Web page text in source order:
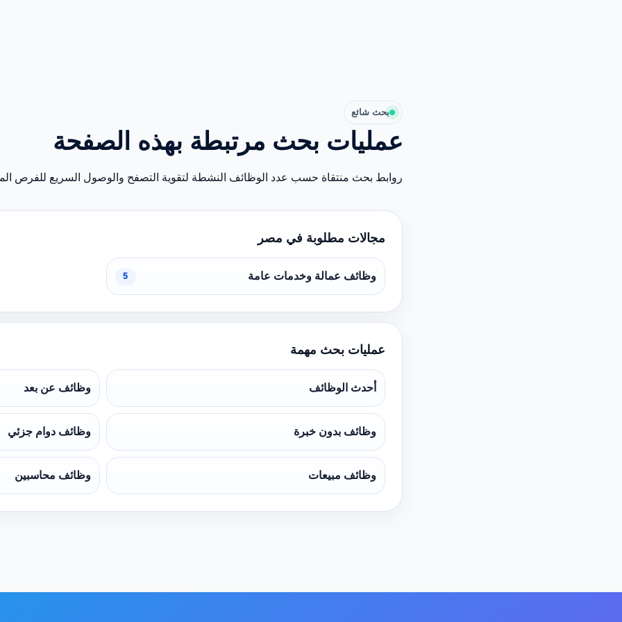
بحث شائع
عمليات بحث مرتبطة بهذه الصفحة
روابط بحث منتقاة حسب عدد الوظائف النشطة لتقوية التصفح والوصول السريع للفرص
مجالات مطلوبة في مصر
وظائف عمالة وخدمات عامة 5
عمليات بحث مهمة
أحدث الوظائف وظائف عن بعد
وظائف بدون خبرة وظائف دوام جزئي
وظائف مبيعات وظائف محاسبين